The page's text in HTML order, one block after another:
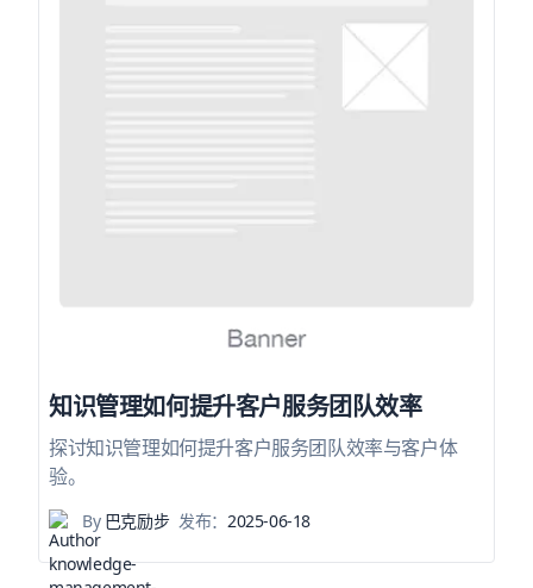
知识管理如何提升客户服务团队效率
探讨知识管理如何提升客户服务团队效率与客户体
验。
By巴克励步 发布：2025-06-18